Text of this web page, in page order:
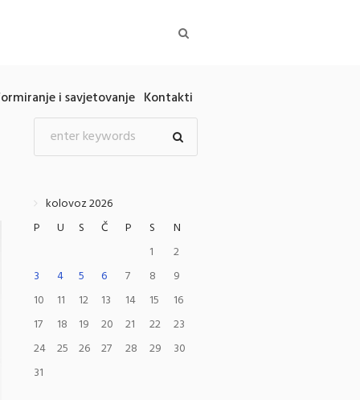
i savjetovanje Kontakti
kolovoz 2026
P
U S Č P S
N
1
2
3
4 5 6 7 8
9
10
11 12 13 14 15
16
17
18 19 20 21 22
23
24
25 26 27 28 29
30
31